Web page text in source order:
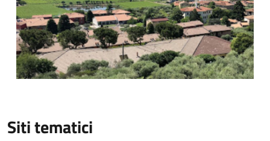
Siti tematici